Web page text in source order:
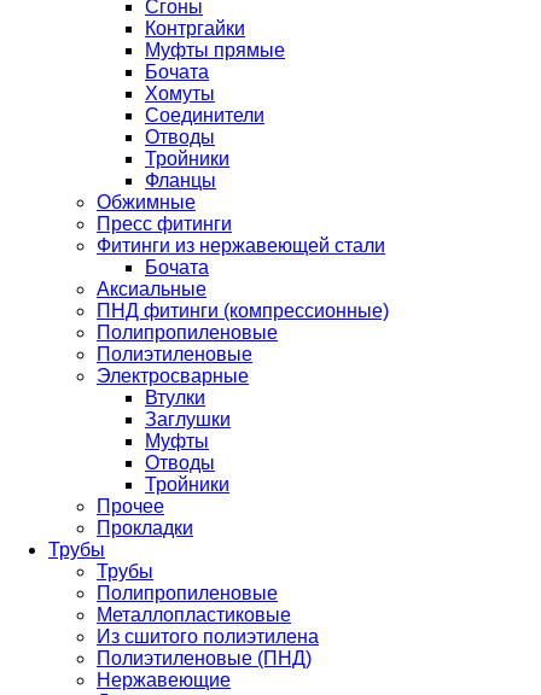
Сгоны
Контргайки
Муфты прямые
Бочата
Хомуты
Соединители
Отводы
Тройники
Фланцы
Обжимные
Пресс фитинги
Фитинги из нержавеющей стали
Бочата
Аксиальные
ПНД фитинги (компрессионные)
Полипропиленовые
Полиэтиленовые
Электросварные
Втулки
Заглушки
Муфты
Отводы
Тройники
Прочее
Прокладки
Трубы
Трубы
Полипропиленовые
Металлопластиковые
Из сшитого полиэтилена
Полиэтиленовые (ПНД)
Нержавеющие